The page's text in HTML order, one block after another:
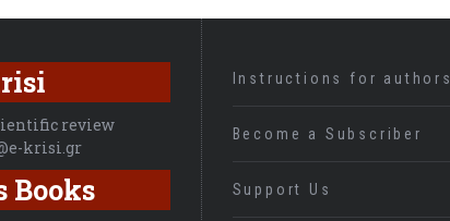
review
krisi.gr
Books
Instructions for authors
Become a Subscriber
Support Us